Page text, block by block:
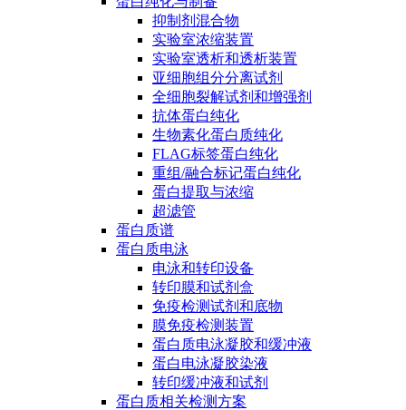
抑制剂混合物
实验室浓缩装置
实验室透析和透析装置
亚细胞组分分离试剂
全细胞裂解试剂和增强剂
抗体蛋白纯化
生物素化蛋白质纯化
FLAG标签蛋白纯化
重组/融合标记蛋白纯化
蛋白提取与浓缩
超滤管
蛋白质谱
蛋白质电泳
电泳和转印设备
转印膜和试剂盒
免疫检测试剂和底物
膜免疫检测装置
蛋白质电泳凝胶和缓冲液
蛋白电泳凝胶染液
转印缓冲液和试剂
蛋白质相关检测方案